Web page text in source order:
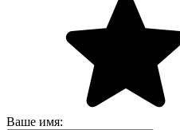
Ваше имя: